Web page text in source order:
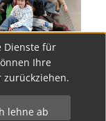
Dienste für
Ihre
lehne ab